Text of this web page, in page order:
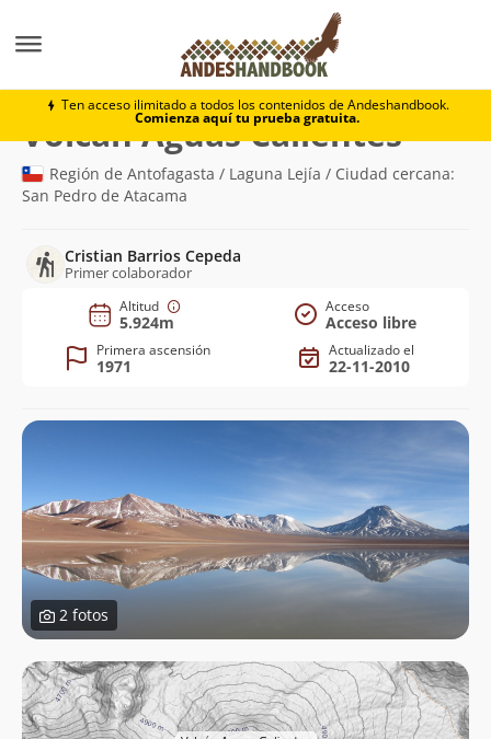
Ten acceso ilimitado a todos los contenidos de Andeshandbook.
Comienza aquí tu prueba gratuita.
Volcán Aguas Calientes
Volcán Aguas Calientes
Región de Antofagasta / Laguna Lejía / Ciudad cercana:
San Pedro de Atacama
Cristian Barrios Cepeda
Primer colaborador
Altitud
5.924m
Acceso
Acceso libre
Primera ascensión
1971
Actualizado el
22-11-2010
2 fotos